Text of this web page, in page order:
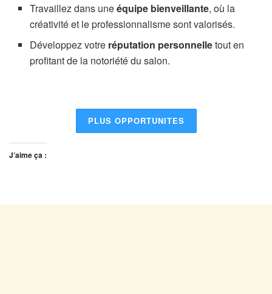
Travaillez dans uneéquipe bienveillante, où la
créativité et le professionnalisme sont valorisés.
Développez votre réputation personnelletout en
profitant de la notoriété du salon.
PLUS OPPORTUNITES
J’aime ça :